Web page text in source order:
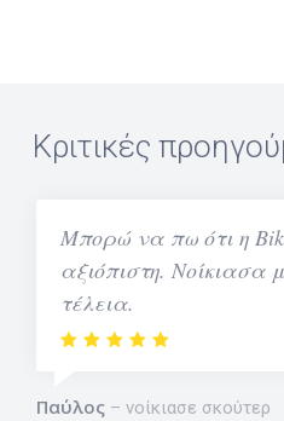
Κριτικές
Μπορώ να πω ότι η
αξιόπιστη. Νοίκιασα
τέλεια.
Παύλος νοίκιασε σκούτερ